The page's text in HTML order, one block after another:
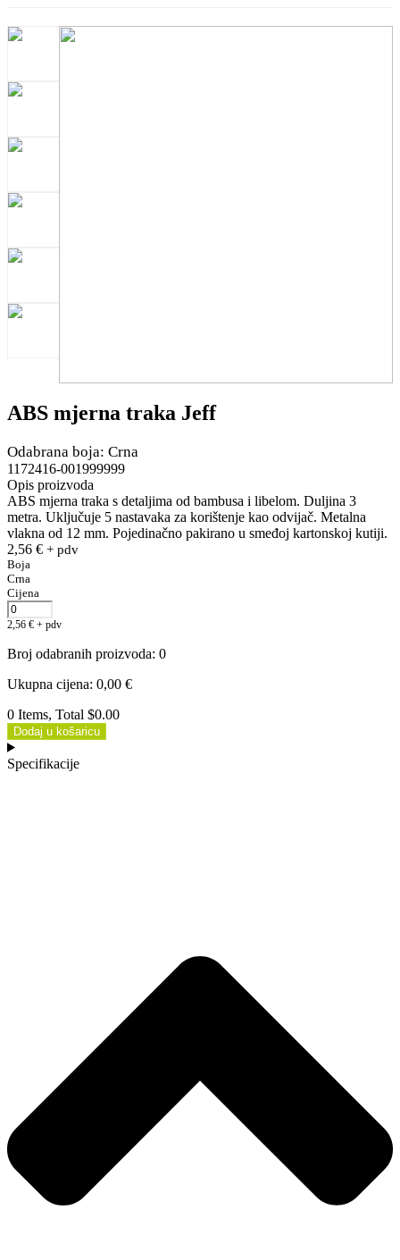
ABS mjerna traka Jeff
Odabrana boja: Crna
1172416-001999999
Opis proizvoda
ABS mjerna traka s detaljima od bambusa i libelom. Duljina 3
metra. Uključuje 5 nastavaka za korištenje kao odvijač. Metalna
vlakna od 12 mm. Pojedinačno pakirano u smeđoj kartonskoj kutiji.
2,56 € + pdv
Boja
Crna
Cijena
2,56 € + pdv
Broj odabranih proizvoda: 0
Ukupna cijena: 0,00 €
0 Items, Total $0.00
Dodaj u košaricu
Specifikacije